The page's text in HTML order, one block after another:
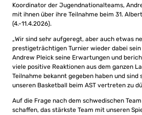
Koordinator der Jugendnationalteams,
mit ihnen über ihre Teilnahme beim 31.
(4.-11.4.2026).
„Wir sind sehr aufgeregt, aber auch etwas
prestigeträchtigen Turnier wieder dabei
Andrew Pleick seine Erwartungen und
viele positive Reaktionen aus dem ganzen
Teilnahme bekannt gegeben haben und sind
unseren Basketball beim AST vertreten zu
Auf die Frage nach dem schwedischen
schaffen, das stärkste Team mit unseren